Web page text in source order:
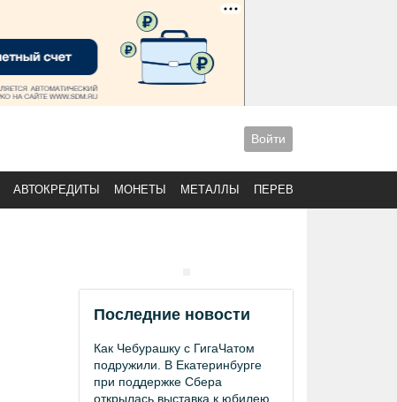
Войти
АВТОКРЕДИТЫ МОНЕТЫ МЕТАЛЛЫ ПЕРЕВОДЫ
Последние новости
Как Чебурашку с ГигаЧатом
подружили. В Екатеринбурге
при поддержке Сбера
открылась выставка к юбилею